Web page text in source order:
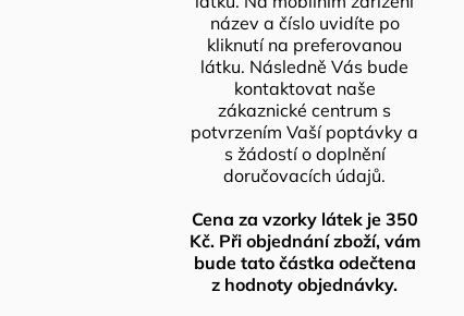
název a číslo uvidíte po
kliknutí na preferovanou
látku. Následně Vás bude
kontaktovat naše
zákaznické centrum s
potvrzením Vaší poptávky a
s žádostí o doplnění
doručovacích údajů.
Cena za vzorky látek je 350
Kč. Při objednání zboží, vám
bude tato částka odečtena
z hodnoty objednávky.